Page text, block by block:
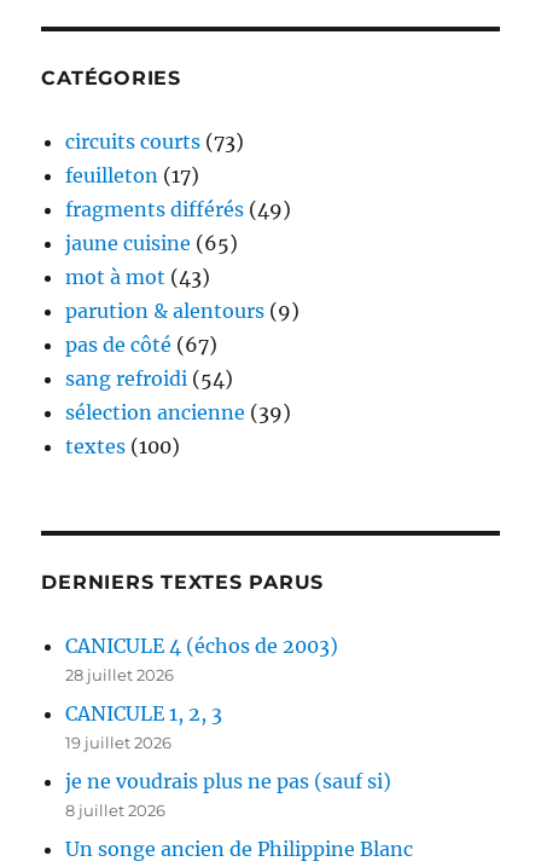
CATÉGORIES
circuits courts (73)
feuilleton (17)
fragments différés (49)
jaune cuisine (65)
mot à mot (43)
parution & alentours (9)
pas de côté (67)
sang refroidi (54)
sélection ancienne (39)
textes (100)
DERNIERS TEXTES PARUS
CANICULE 4 (échos de 2003)
28 juillet 2026
CANICULE 1, 2, 3
19 juillet 2026
je ne voudrais plus ne pas (sauf si)
8 juillet 2026
Un songe ancien de Philippine Blanc